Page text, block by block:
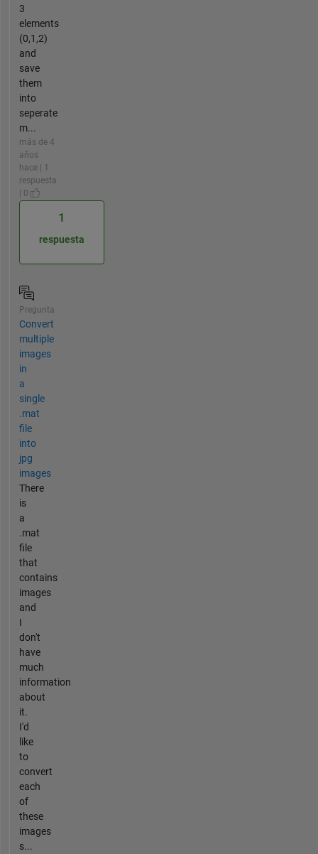
3
elements
(0,1,2)
and
save
them
into
seperate
m...
más de 4
años
hace | 1
respuesta
| 0
1
respuesta
Pregunta
Convert
multiple
images
in
a
single
.mat
file
into
jpg
images
There
is
a
.mat
file
that
contains
images
and
I
don't
have
much
information
about
it.
I'd
like
to
convert
each
of
these
images
s...